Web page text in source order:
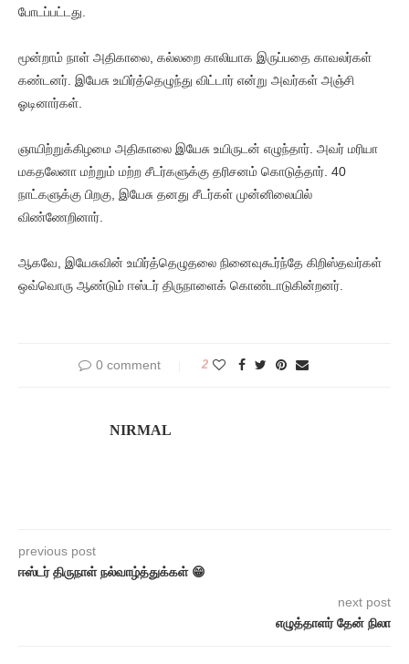
போடப்பட்டது.
மூன்றாம் நாள் அதிகாலை, கல்லறை காலியாக இருப்பதை காவலர்கள்
கண்டனர். இயேசு உயிர்த்தெழுந்து விட்டார் என்று அவர்கள் அஞ்சி
ஓடினார்கள்.
ஞாயிற்றுக்கிழமை அதிகாலை இயேசு உயிருடன் எழுந்தார். அவர் மரியா
மகதலேனா மற்றும் மற்ற சீடர்களுக்கு தரிசனம் கொடுத்தார். 40
நாட்களுக்கு பிறகு, இயேசு தனது சீடர்கள் முன்னிலையில்
விண்ணேறினார்.
ஆகவே, இயேசுவின் உயிர்த்தெழுதலை நினைவுகூர்ந்தே கிறிஸ்தவர்கள்
ஒவ்வொரு ஆண்டும் ஈஸ்டர் திருநாளைக் கொண்டாடுகின்றனர்.
0 comment 2
NIRMAL
previous post
ஈஸ்டர் திருநாள் நல்வாழ்த்துக்கள் 😁
next post
எழுத்தாளர் தேன் நிலா